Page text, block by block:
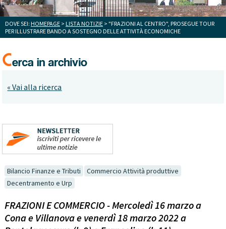
DOVE SEI: HOMEPAGE > LISTA NOTIZIE > "FRAZIONI AL CENTRO", PROSEGUE TOUR
PER ILLUSTRARE BANDO A SOSTEGNO DELLE ATTIVITÀ ECONOMICHE
« Vai alla ricerca
Bilancio Finanze e Tributi
Commercio Attività produttive
Decentramento e Urp
FRAZIONI E COMMERCIO - Mercoledì 16 marzo a
Cona e Villanova e venerdì 18 marzo 2022 a